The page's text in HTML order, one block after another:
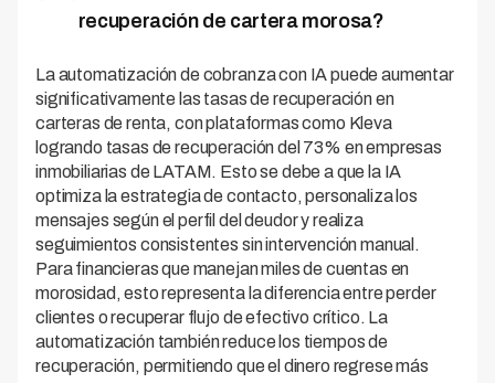
recuperación de cartera morosa?
La automatización de cobranza con IA puede aumentar
significativamente las tasas de recuperación en
carteras de renta, con plataformas como Kleva
logrando tasas de recuperación del 73% en empresas
inmobiliarias de LATAM. Esto se debe a que la IA
optimiza la estrategia de contacto, personaliza los
mensajes según el perfil del deudor y realiza
seguimientos consistentes sin intervención manual.
Para financieras que manejan miles de cuentas en
morosidad, esto representa la diferencia entre perder
clientes o recuperar flujo de efectivo crítico. La
automatización también reduce los tiempos de
recuperación, permitiendo que el dinero regrese más